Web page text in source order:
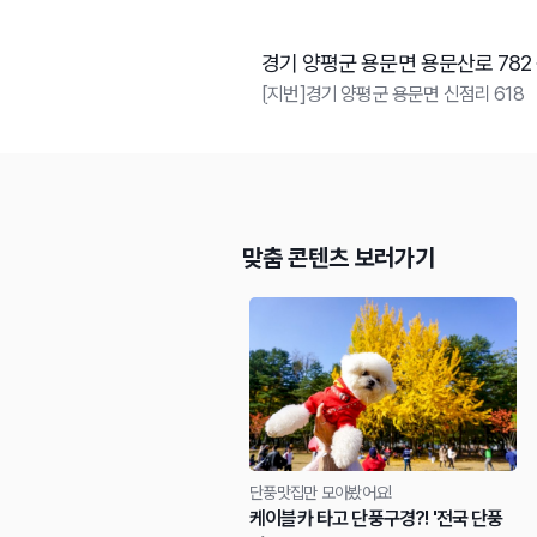
경기 양평군 용문면 용문산로 782
[지번]경기 양평군 용문면 신점리 618
맞춤 콘텐츠 보러가기
단풍맛집만 모아봤어요!
케이블카 타고 단풍구경?! '전국 단풍